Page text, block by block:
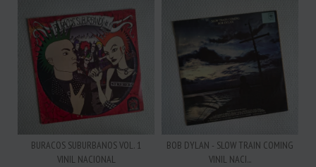
BURACOS SUBURBANOS VOL. 1
VINIL NACIONAL
BOB DYLAN - SLOW TRAIN COMING
VINIL NACI...